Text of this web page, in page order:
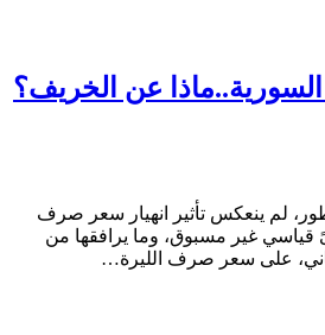
عن الخريف؟
لم ينعكس تأثير انهيار سعر صرف
قياسي غير مسبوق، وما يرافقها من
على سعر صرف الليرة…